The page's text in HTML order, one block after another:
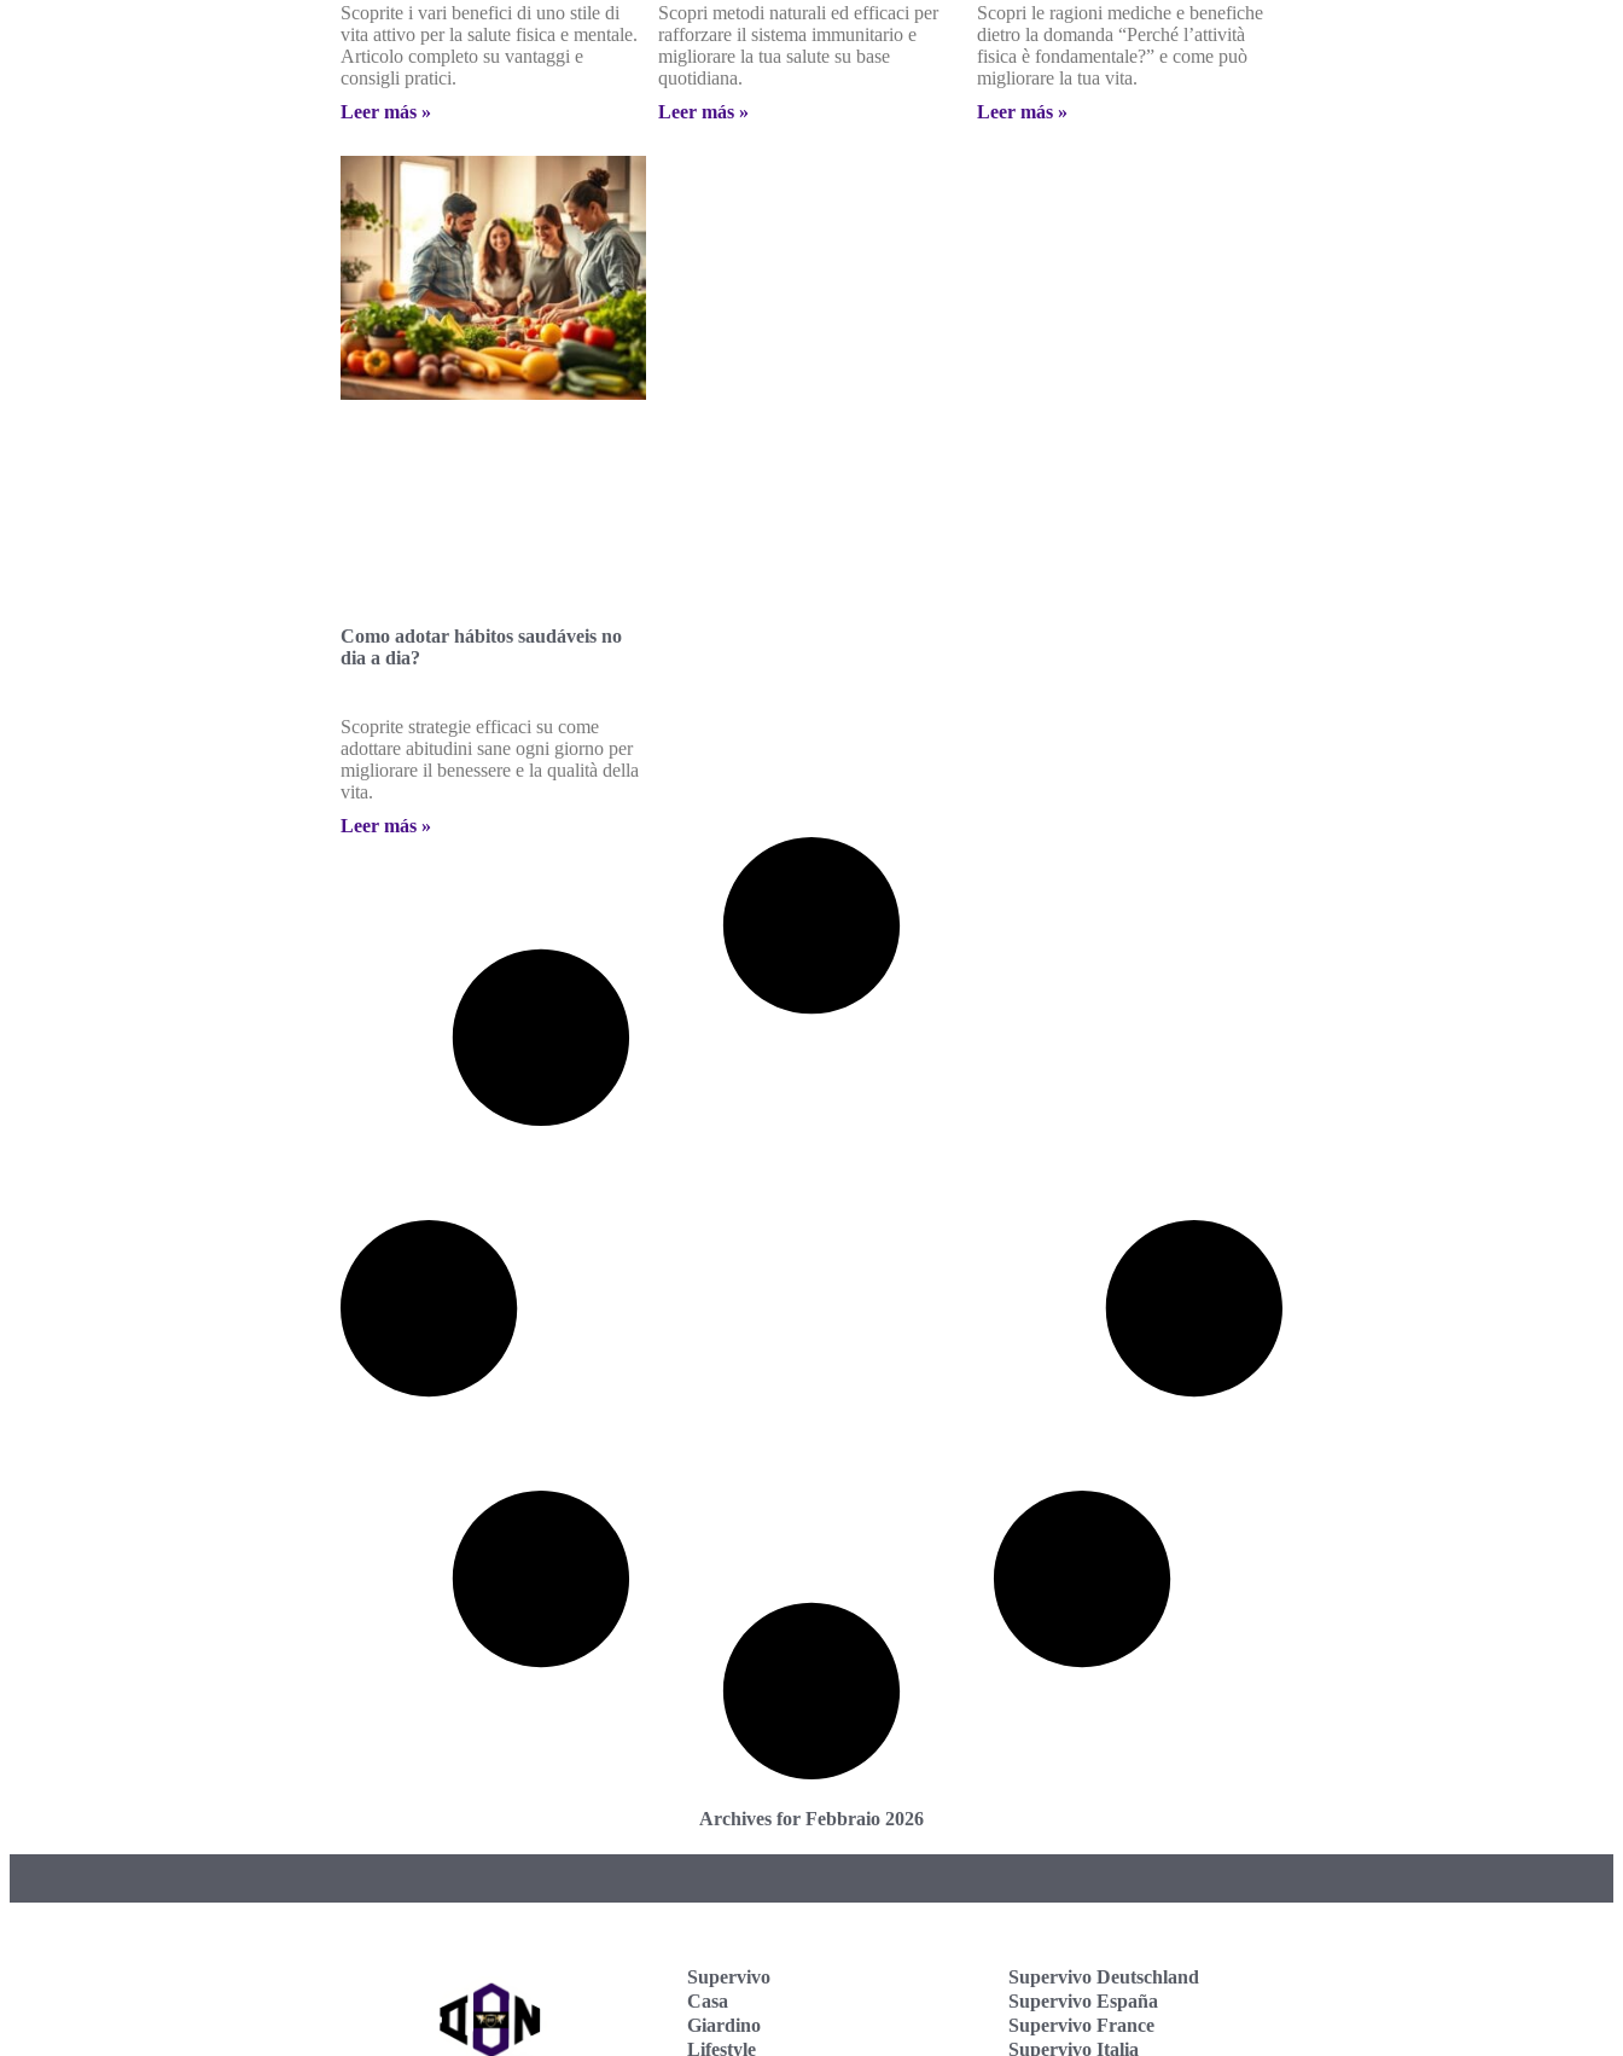
Scoprite i vari benefici di uno stile di
vita attivo per la salute fisica e mentale.
Articolo completo su vantaggi e
consigli pratici.
Leer más »
Scopri metodi naturali ed efficaci per
rafforzare il sistema immunitario e
migliorare la tua salute su base
quotidiana.
Leer más »
Scopri le ragioni mediche e benefiche
dietro la domanda “Perché l’attività
fisica è fondamentale?” e come può
migliorare la tua vita.
Leer más »
Como adotar hábitos saudáveis no
dia a dia?
Scoprite strategie efficaci su come
adottare abitudini sane ogni giorno per
migliorare il benessere e la qualità della
vita.
Leer más »
Archives for Febbraio 2026
Supervivo
Casa
Giardino
Lifestyle
Supervivo Deutschland
Supervivo España
Supervivo France
Supervivo Italia